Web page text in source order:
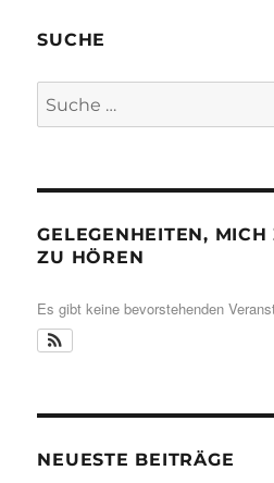
SUCHE
Suche
nach:
GELEGENHEITEN,
ZU HÖREN
Es gibt keine bevorstehenden
NEUESTE BEITRÄGE